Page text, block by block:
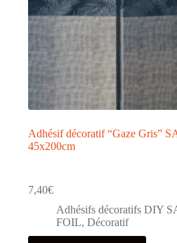
Adhésif décoratif “Gaze Gris”
45x200cm
7,40€
Adhésifs décoratifs DIY
FOIL, Décoratif